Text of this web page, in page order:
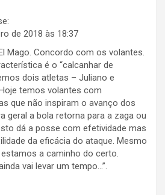
de 2018 às 18:37
Mago. Concordo com os volantes.
é o “calcanhar de
dois atletas – Juliano e
temos volantes com
que não inspiram o avanço dos
geral a bola retorna para a zaga ou
dá a posse com efetividade mas
da eficácia do ataque. Mesmo
a caminho do certo.
vai levar um tempo…”.